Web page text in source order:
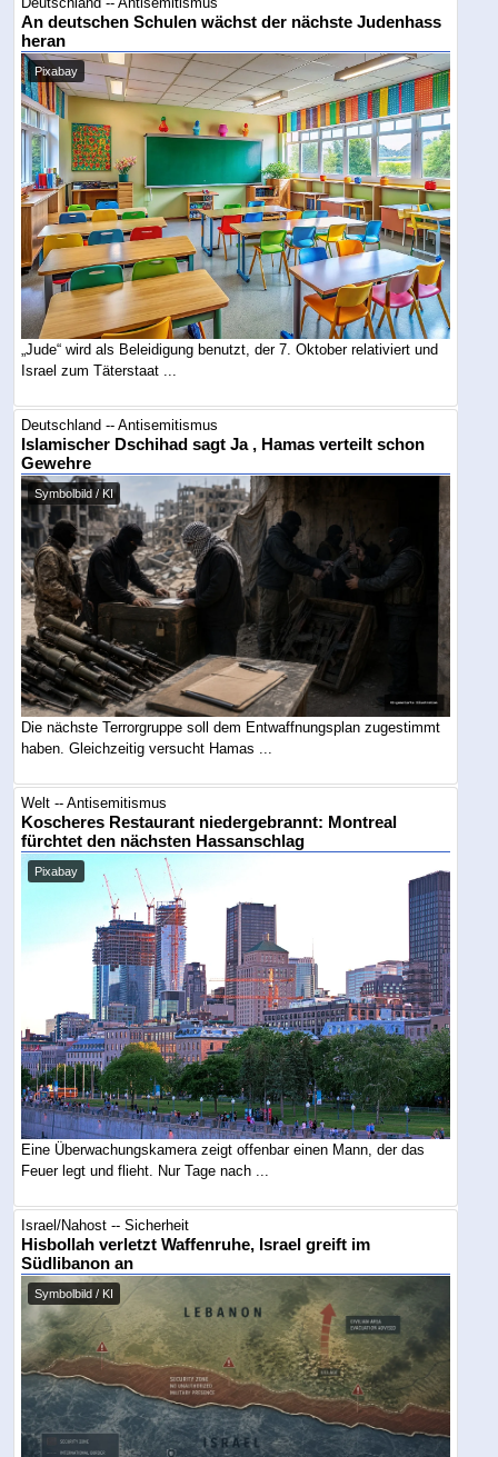
An deutschen Schulen wächst der nächste Judenhass
heran
Pixabay
„Jude“ wird als Beleidigung benutzt, der 7. Oktober relativiert und
Israel zum Täterstaat ...
Deutschland -- Antisemitismus
Islamischer Dschihad sagt Ja , Hamas verteilt schon
Gewehre
Symbolbild / KI
Die nächste Terrorgruppe soll dem Entwaffnungsplan zugestimmt
haben. Gleichzeitig versucht Hamas ...
Welt -- Antisemitismus
Koscheres Restaurant niedergebrannt: Montreal
fürchtet den nächsten Hassanschlag
Pixabay
Eine Überwachungskamera zeigt offenbar einen Mann, der das
Feuer legt und flieht. Nur Tage nach ...
Israel/Nahost -- Sicherheit
Hisbollah verletzt Waffenruhe, Israel greift im
Südlibanon an
Symbolbild / KI